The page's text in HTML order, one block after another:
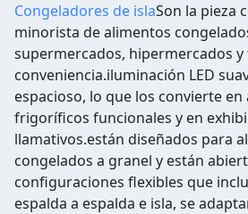
Congeladores de islaSon la pieza
minorista de alimentos
supermercados, hipermercados y
conveniencia.iluminación LED
espacioso, lo que los convierte en
frigoríficos funcionales y en
llamativos.están diseñados para
congelados a granel y están
configuraciones flexibles que
espalda a espalda e isla, se